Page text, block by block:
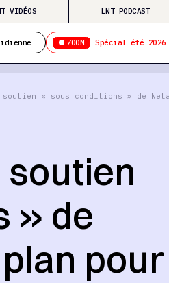
VIDÉOS LNT PODCAST
ZOOM Spécial été 2026
« sous conditions » de
» de
pour